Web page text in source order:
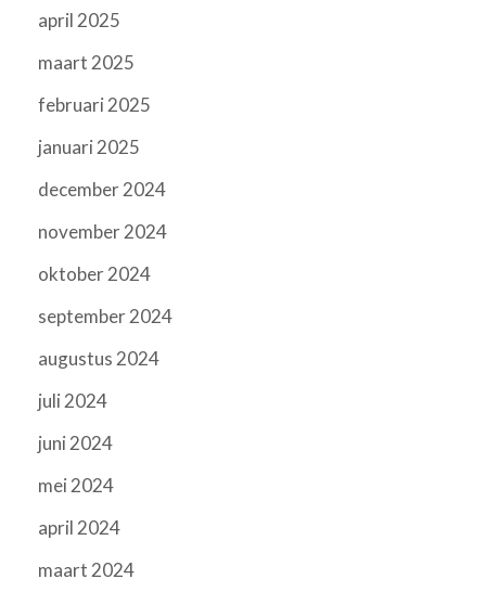
april 2025
maart 2025
februari 2025
januari 2025
december 2024
november 2024
oktober 2024
september 2024
augustus 2024
juli 2024
juni 2024
mei 2024
april 2024
maart 2024